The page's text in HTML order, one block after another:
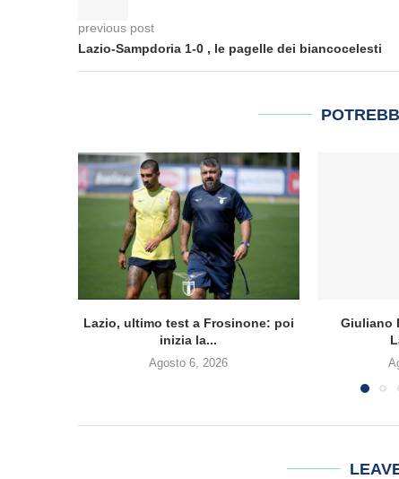
previous post
Lazio-Sampdoria 1-0 , le pagelle dei biancocelesti
Lazio, ultimo test a Frosinone: poi
inizia la...
Agosto 6, 2026
Giuliano